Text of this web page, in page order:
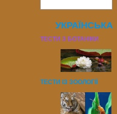
УКРАЇНСЬКА
ТЕСТИ З БОТАНІКИ
ТЕСТИ ІЗ ЗООЛОГІЇ